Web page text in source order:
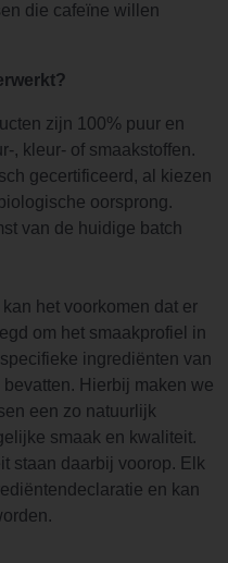
die cafeïne willen
zijn 100% puur en
, kleur- of smaakstoffen.
gecertificeerd, al kiezen
oorsprong.
van de huidige batch
het voorkomen dat er
om het smaakprofiel in
ingrediënten van
Hierbij maken we
een zo natuurlijk
smaak en kwaliteit.
staan daarbij voorop. Elk
en kan